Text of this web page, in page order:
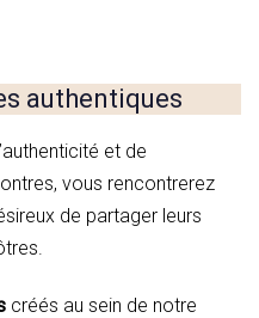
authentiques
et de
vous rencontrerez
de partager leurs
créés au sein de notre